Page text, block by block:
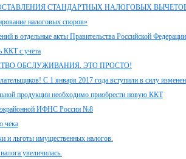
СТАНДАРТНЫХ НАЛОГОВЫХ
налоговых споров»
в отдельные акты Правительства Российской
ККТ с учета
ОБСЛУЖИВАНИЯ. ЭТО ПРОСТО!
С 1 января 2017 года вступили в силу
продукции необходимо приобрести новую ККТ
ИФНС России №8
чека
и льготы имущественных налогов.
увеличилась.